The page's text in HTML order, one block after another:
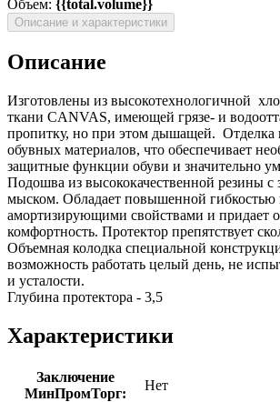
Объем: {{total.volume}}
Описание и характеристики
Описание
Изготовлены из высокотехнологичной
ткани CANVAS, имеющей грязе- и
пропитку, но при этом дышащей. Отделка
обувных материалов, что обеспечивает
защитные функции обуви и значительно
Подошва из высококачественной резины
мыском. Обладает повышенной гибкостью
амортизирующими свойствами и придает
комфортность. Протектор препятствует
Объемная колодка специальной
возможность работать целый день, не
и усталости.
Глубина протектора - 3,5
Характеристики
Заключение
МинПромТорг:
Нет